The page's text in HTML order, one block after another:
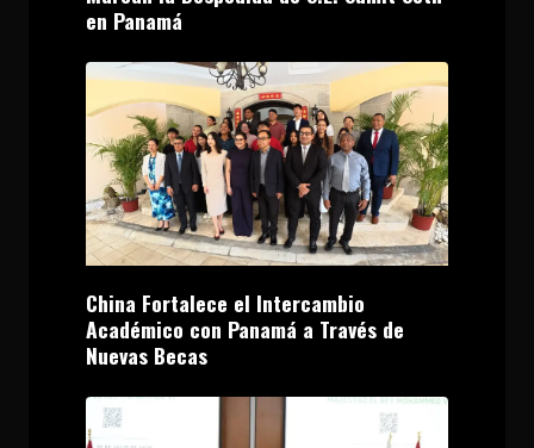
en Panamá
China Fortalece el Intercambio
Académico con Panamá a Través de
Nuevas Becas